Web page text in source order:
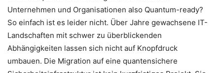
Unternehmen und Organisationen also Quantum-ready?
So einfach ist es leider nicht. Über Jahre gewachsene IT-
Landschaften mit schwer zu überblickenden
Abhängigkeiten lassen sich nicht auf Knopfdruck
umbauen. Die Migration auf eine quantensichere